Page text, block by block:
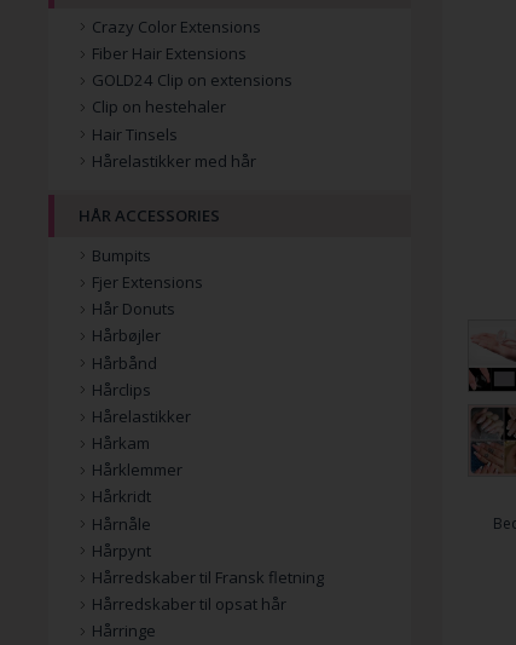
Crazy Color Extensions
Fiber Hair Extensions
GOLD24 Clip on extensions
Clip on hestehaler
Hair Tinsels
Hårelastikker med hår
HÅR ACCESSORIES
Bumpits
Fjer Extensions
Hår Donuts
Hårbøjler
Hårbånd
Hårclips
Hårelastikker
Hårkam
Hårklemmer
Hårkridt
Hårnåle
Hårpynt
Hårredskaber til Fransk fletning
Hårredskaber til opsat hår
Hårringe